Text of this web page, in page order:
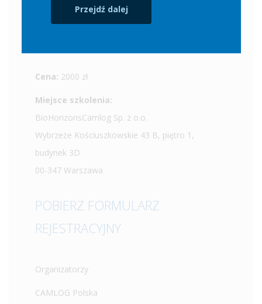
dzień 1: 9-00 do 17.00
Kolacja 20.00
Cena: 2000 zł
Miejsce szkolenia:
BioHorizonsCamlog Sp. z o.o.
Wybrzeże Kościuszkowskie 43 B, piętro 1,
budynek 3D
00-347 Warszawa
POBIERZ FORMULARZ
REJESTRACYJNY
Organizatorzy
CAMLOG Polska
Przejdź dalej